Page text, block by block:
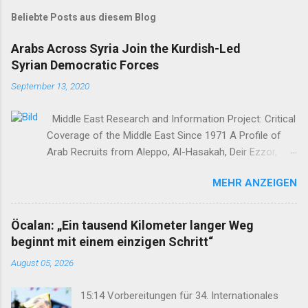
Beliebte Posts aus diesem Blog
Arabs Across Syria Join the Kurdish-Led
Syrian Democratic Forces
September 13, 2020
Middle East Research and Information Project: Critical
Coverage of the Middle East Since 1971 A Profile of
Arab Recruits from Aleppo, Al-Hasakah, Deir Ezzor,
Austin Holmes In: 295 (Summer 2020) I n 2012, as the
so-called Arab Spring protests in Damascus and
elsewhere in Syria descended into a brutal civil war,
President Bashar al-Asad withdrew his forces from
northern Syria to turn their guns on rebels in the south.
Into the vacuum stepped the Democratic Union Party
wing, the People’s Protection Units (Yekîneyên
MEHR ANZEIGEN
Öcalan: „Ein tausend Kilometer langer Weg
beginnt mit einem einzigen Schritt“
August 05, 2026
15:14 Vorbereitungen für 34. Internationales